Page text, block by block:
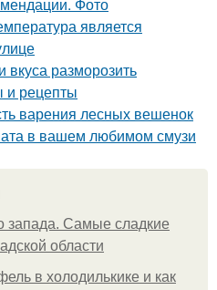
является
вкуса разморозить
и рецепты
варения лесных вешенок
в вашем любимом смузи
запада. Самые сладкие
области
в холодилькике и как